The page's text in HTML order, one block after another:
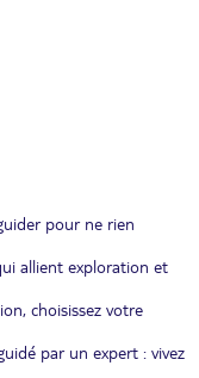
pour ne rien
allient exploration et
choisissez votre
par un expert : vivez